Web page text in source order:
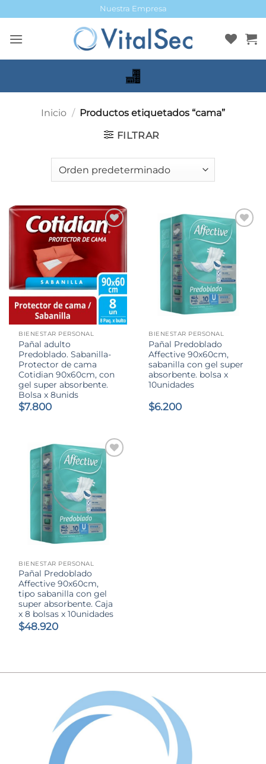
al
contenido
Nuestra Empresa
Inicio / Productos etiquetados “cama”
FILTRAR
BIENESTAR PERSONAL
Pañal adulto
Predoblado. Sabanilla-
Protector de cama
Cotidian 90x60cm, con
gel super absorbente.
Bolsa x 8unids
$7.800
BIENESTAR PERSONAL
Pañal Predoblado
Affective 90x60cm,
sabanilla con gel super
absorbente. bolsa x
10unidades
$6.200
BIENESTAR PERSONAL
Pañal Predoblado
Affective 90x60cm,
tipo sabanilla con gel
super absorbente. Caja
x 8 bolsas x 10unidades
$48.920